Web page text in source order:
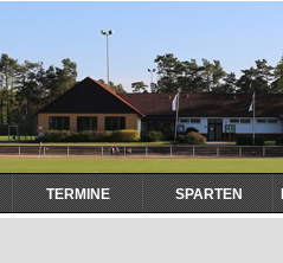
TERMINE SPARTEN